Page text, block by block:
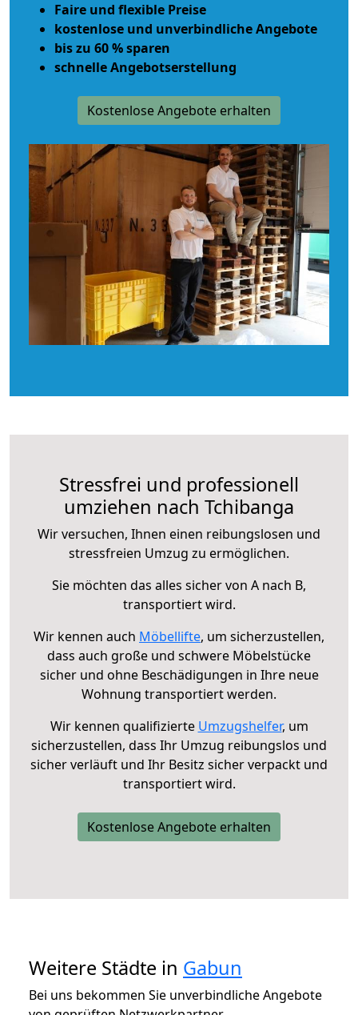
Faire und flexible Preise
kostenlose und unverbindliche Angebote
bis zu 60 % sparen
schnelle Angebotserstellung
Kostenlose Angebote erhalten
Stressfrei und professionell
umziehen nach Tchibanga
Wir versuchen, Ihnen einen reibungslosen und
stressfreien Umzug zu ermöglichen.
Sie möchten das alles sicher von A nach B,
transportiert wird.
Wir kennen auch Möbellifte, um sicherzustellen,
dass auch große und schwere Möbelstücke
sicher und ohne Beschädigungen in Ihre neue
Wohnung transportiert werden.
Wir kennen qualifizierte Umzugshelfer, um
sicherzustellen, dass Ihr Umzug reibungslos und
sicher verläuft und Ihr Besitz sicher verpackt und
transportiert wird.
Kostenlose Angebote erhalten
Weitere Städte in Gabun
Bei uns bekommen Sie unverbindliche Angebote